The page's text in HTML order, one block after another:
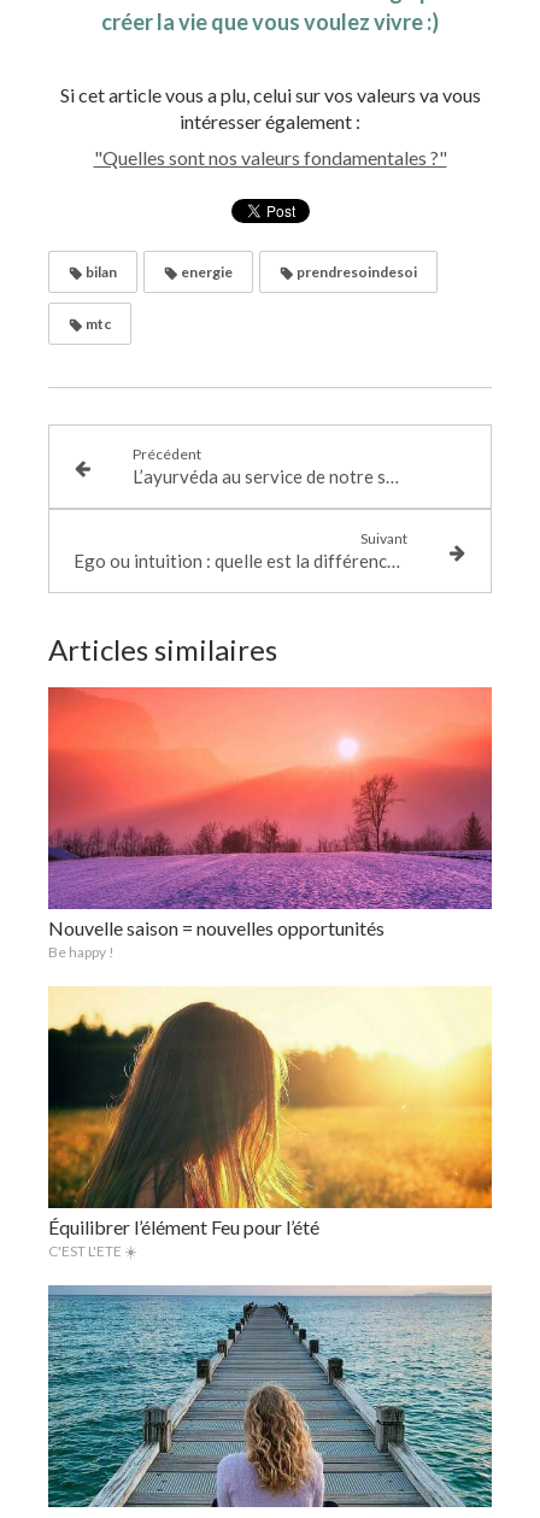
créer la vie que vous voulez vivre :)
Si cet article vous a plu, celui sur vos valeurs va vous
intéresser également :
"Quelles sont nos valeurs fondamentales ?"
bilan energie prendresoindesoi
mtc
Précédent
L’ayurvéda au service de notre sécurité intérieure
Suivant
Ego ou intuition : quelle est la différence ?
Articles similaires
Nouvelle saison = nouvelles opportunités
Be happy !
Équilibrer l’élément Feu pour l’été
C'EST L'ETE ☀️